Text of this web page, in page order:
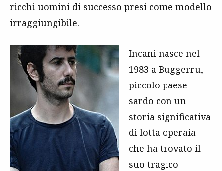
ricchi uomini di successo presi come modello
irraggiungibile.
Incani nasce nel
1983 a Buggerru,
piccolo paese
sardo con un
storia significativa
di lotta operaia
che ha trovato il
suo tragico